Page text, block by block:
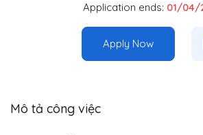
Application ends: 01/04/
Apply Now
Mô tả công việc